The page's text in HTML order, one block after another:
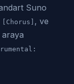
Suno
[Chorus] , ve